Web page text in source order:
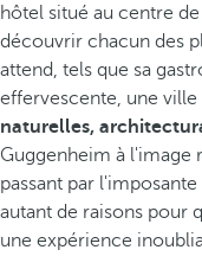
hôtel situé au centre
découvrir chacun des
attend, tels que sa
effervescente, une ville
naturelles,
Guggenheim à l'image
passant par
autant de raisons pour
une expérience